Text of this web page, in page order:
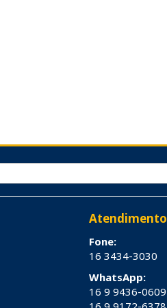
Atendimento
Fone:
16 3434-3030
WhatsApp:
16 9 9436-0609